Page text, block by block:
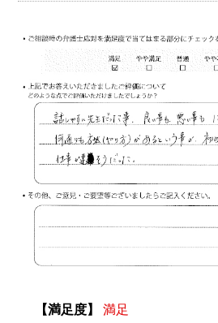
【満足度】
満足